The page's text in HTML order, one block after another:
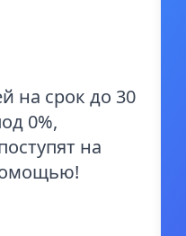
на срок до 30
0%,
на